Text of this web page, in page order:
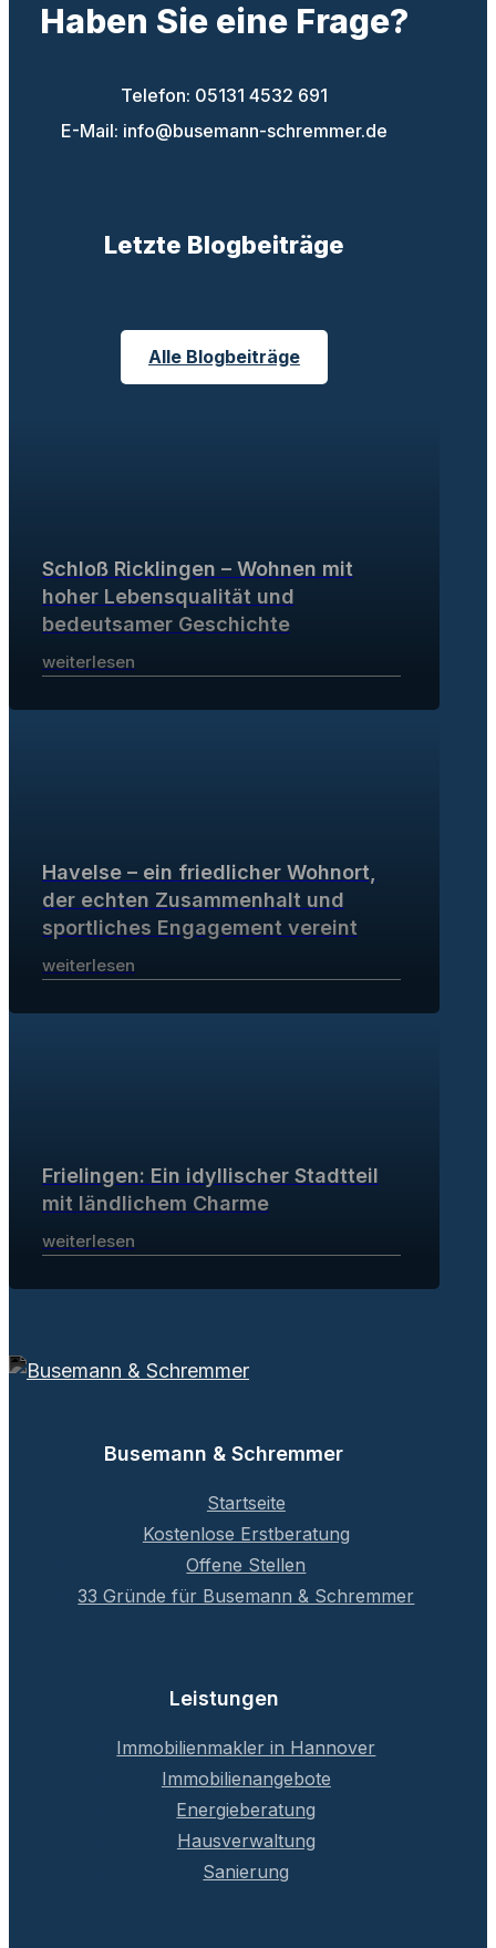
Haben Sie eine Frage?
Telefon: 05131 4532 691
E-Mail: info@busemann-schremmer.de
Letzte Blogbeiträge
Alle Blogbeiträge
Schloß Ricklingen – Wohnen mit
hoher Lebensqualität und
bedeutsamer Geschichte
weiterlesen
Havelse – ein friedlicher Wohnort,
der echten Zusammenhalt und
sportliches Engagement vereint
weiterlesen
Frielingen: Ein idyllischer Stadtteil
mit ländlichem Charme
weiterlesen
Busemann & Schremmer
Startseite
Kostenlose Erstberatung
Offene Stellen
33 Gründe für Busemann & Schremmer
Leistungen
Immobilienmakler in Hannover
Immobilienangebote
Energieberatung
Hausverwaltung
Sanierung